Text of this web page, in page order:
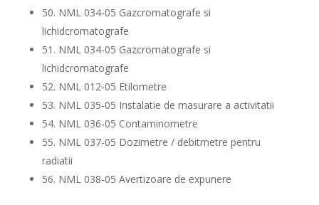
50. NML 034-05 Gazcromatografe si
lichidcromatografe
51. NML 034-05 Gazcromatografe si
lichidcromatografe
52. NML 012-05 Etilometre
53. NML 035-05 Instalatie de masurare a activitatii
54. NML 036-05 Contaminometre
55. NML 037-05 Dozimetre / debitmetre pentru
radiatii
56. NML 038-05 Avertizoare de expunere